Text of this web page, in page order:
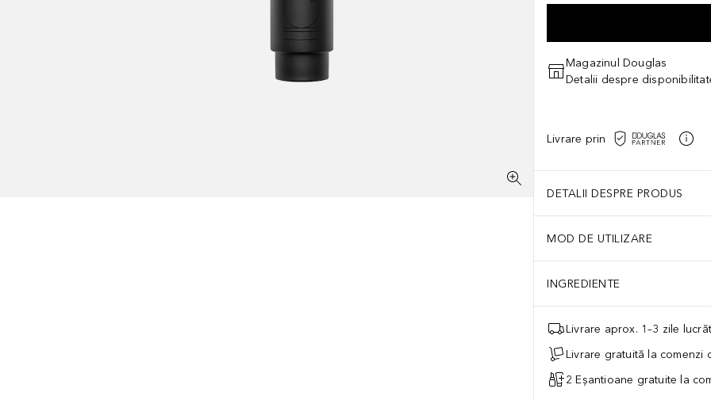
Magazinul Douglas
Detalii despre
Livrare prin
DETALII DESPRE PRODUS
MOD DE UTILIZARE
INGREDIENTE
Livrare aprox. 1–3 zile
Livrare gratuită la comenzi
2 Eșantioane gratuite la